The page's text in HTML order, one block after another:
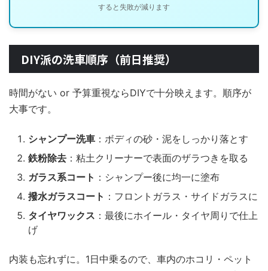
すると失敗が減ります
DIY派の洗車順序（前日推奨）
時間がない or 予算重視ならDIYで十分映えます。順序が
大事です。
シャンプー洗車 ：ボディの砂・泥をしっかり落とす
鉄粉除去 ：粘土クリーナーで表面のザラつきを取る
ガラス系コート ：シャンプー後に均一に塗布
撥水ガラスコート ：フロントガラス・サイドガラスに
タイヤワックス ：最後にホイール・タイヤ周りで仕上
げ
内装も忘れずに。1日中乗るので、車内のホコリ・ペット